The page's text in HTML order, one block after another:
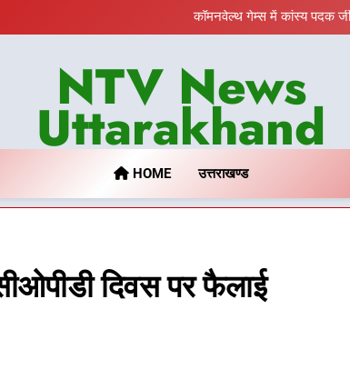
कॉमनवेल्थ गेम्स में कांस्य पदक
कॉमनवेल्थ गेम्स में कांस्य पदक
NTV News
Uttarakhand
HOME उत्तराखण्ड
दिवस पर फैलाई